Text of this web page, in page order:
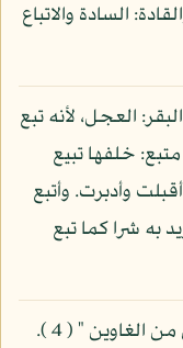
السادة والاتباع
العجل، لأنه تبع
خلفها تبيع
وأدبرت. وأتبع
به شرا كما تبع
قال الله تعالى: " فأتبعه الشيطان فكان من الغاوين " ( 4 ).